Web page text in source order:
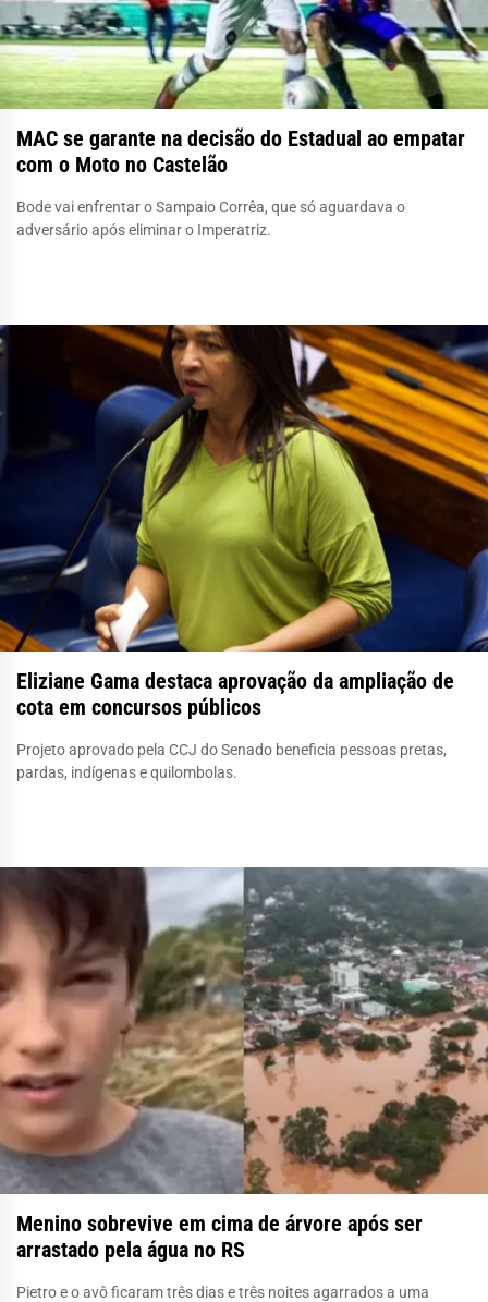
MAC se garante na decisão do Estadual ao empatar
com o Moto no Castelão
Bode vai enfrentar o Sampaio Corrêa, que só aguardava o
adversário após eliminar o Imperatriz.
Eliziane Gama destaca aprovação da ampliação de
cota em concursos públicos
Projeto aprovado pela CCJ do Senado beneficia pessoas pretas,
pardas, indígenas e quilombolas.
Menino sobrevive em cima de árvore após ser
arrastado pela água no RS
Pietro e o avô ficaram três dias e três noites agarrados a uma